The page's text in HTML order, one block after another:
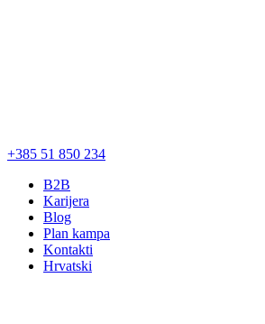
+385 51 850 234
B2B
Karijera
Blog
Plan kampa
Kontakti
Hrvatski